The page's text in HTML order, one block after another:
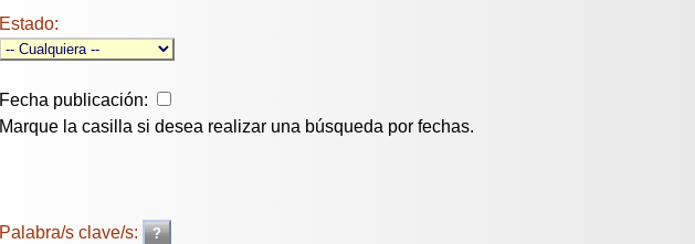
Estado:
Fecha publicación:
Marque la casilla si desea realizar una búsqueda por fechas.
Palabra/s clave/s: